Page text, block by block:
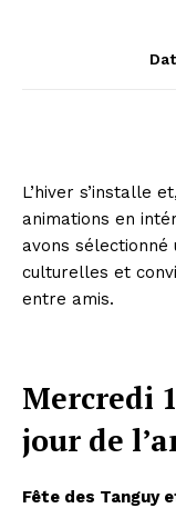
L’hiver s’installe
animations en
avons sélectionné
culturelles et
entre amis.
Mercredi
jour de
Fête des Tanguy